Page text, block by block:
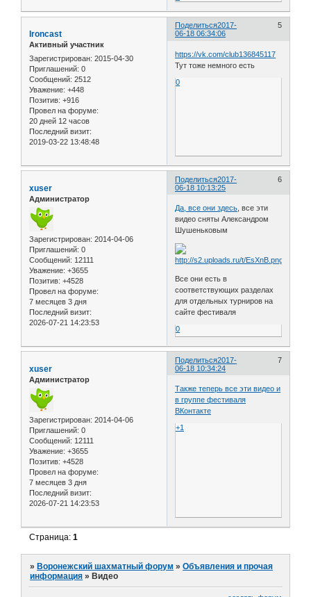
Поделиться 5
2017-
06-18 06:34:06
Ironcast
Активный участник
Зарегистрирован: 2015-04-30
Приглашений: 0
Сообщений: 2512
Уважение: +448
Позитив: +916
Провел на форуме:
20 дней 12 часов
Последний визит:
2019-03-22 13:48:48
https://vk.com/club136845117
Тут тоже немного есть
0
Поделиться 6
2017-
06-18 10:13:25
xuser
Администратор
Зарегистрирован: 2014-04-06
Приглашений: 0
Сообщений: 12111
Уважение: +3655
Позитив: +4528
Провел на форуме:
7 месяцев 3 дня
Последний визит:
2026-07-21 14:23:53
Да, все они здесь , все эти
видео сняты Александром
Шушеньковым
Все они есть в
соответствующих разделах
для отдельных турниров на
сайте фестиваля
0
Поделиться 7
2017-
06-18 10:34:24
xuser
Администратор
Зарегистрирован: 2014-04-06
Приглашений: 0
Сообщений: 12111
Уважение: +3655
Позитив: +4528
Провел на форуме:
7 месяцев 3 дня
Последний визит:
2026-07-21 14:23:53
Также теперь все эти видео и
в группе фестиваля
ВКонтакте
+1
Страница:1
»Воронежский шахматный форум »Объявления и прочая
информация »Видео